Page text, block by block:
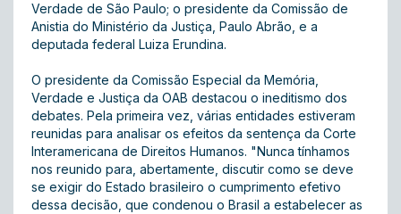
Verdade de São Paulo; o presidente da Comissão de
Anistia do Ministério da Justiça, Paulo Abrão, e a
deputada federal Luiza Erundina.
O presidente da Comissão Especial da Memória,
Verdade e Justiça da OAB destacou o ineditismo dos
debates. Pela primeira vez, várias entidades estiveram
reunidas para analisar os efeitos da sentença da Corte
Interamericana de Direitos Humanos. "Nunca tínhamos
nos reunido para, abertamente, discutir como se deve
se exigir do Estado brasileiro o cumprimento efetivo
dessa decisão, que condenou o Brasil a estabelecer as